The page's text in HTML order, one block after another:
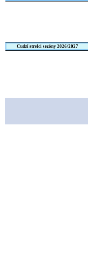
Cudzí strelci sezóny 2026/2027